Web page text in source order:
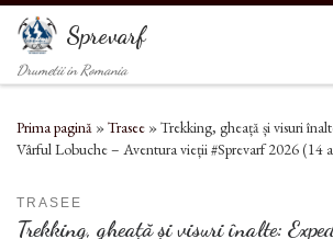
Sari la conținut
Sprevarf
Drumetii in Romania
Prima pagină »Trasee »Trekking, gheață și visuri
Vârful Lobuche – Aventura vieții #Sprevarf 2026 (14
TRASEE
Trekking, gheață și visuri înalte: